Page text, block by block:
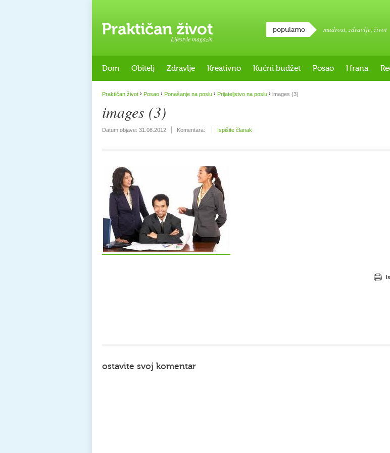
Lifestyle magazin
popularno mudrost, zdravlje, život
Dom Obitelj Zdravlje Kreativno Kućni budžet Posao Hrana
Praktičan život › Posao › Ponašanje na poslu › Prijateljstvo na poslu › images (3)
images (3)
Datum objave: 31.08.2012 Komentara: Ispišite članak
ostavite svoj komentar